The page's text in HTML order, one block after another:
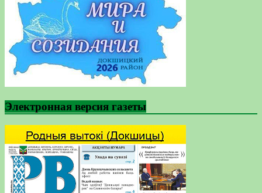
Электронная версия газеты